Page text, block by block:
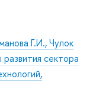
Г.И., Чулок
сектора